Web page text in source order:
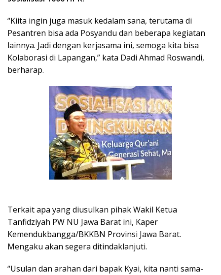
“Kiita ingin juga masuk kedalam sana, terutama di
Pesantren bisa ada Posyandu dan beberapa kegiatan
lainnya. Jadi dengan kerjasama ini, semoga kita bisa
Kolaborasi di Lapangan,” kata Dadi Ahmad Roswandi,
berharap.
Terkait apa yang diusulkan pihak Wakil Ketua
Tanfidziyah PW NU Jawa Barat ini, Kaper
Kemendukbangga/BKKBN Provinsi Jawa Barat.
Mengaku akan segera ditindaklanjuti.
“Usulan dan arahan dari bapak Kyai, kita nanti sama-